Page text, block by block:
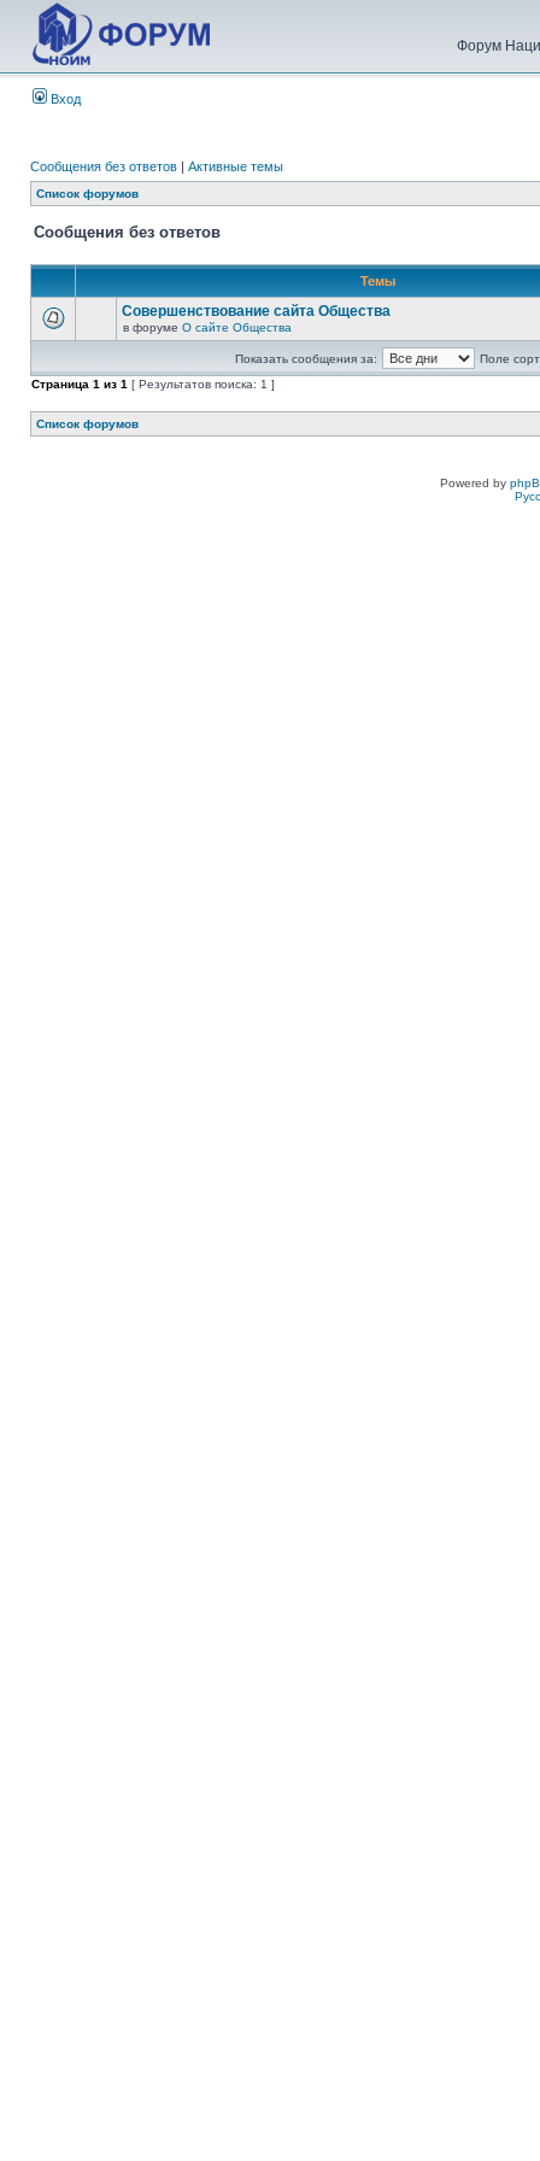
Форум
Вход
Сообщения без ответов | Активные темы
Список форумов
Сообщения без ответов
Темы
Совершенствование сайта Общества
в форуме О сайте Общества
Показать сообщения за:
Поле
Страница 1 из 1 [ Результатов поиска: 1 ]
Список форумов
Powered by